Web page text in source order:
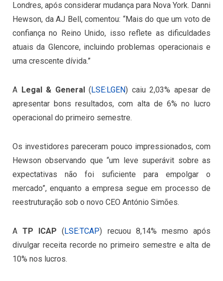
Londres, após considerar mudança para Nova York. Danni
Hewson, da AJ Bell, comentou: “Mais do que um voto de
confiança no Reino Unido, isso reflete as dificuldades
atuais da Glencore, incluindo problemas operacionais e
uma crescente dívida.”
A Legal & General ( LSE:LGEN) caiu 2,03% apesar de
apresentar bons resultados, com alta de 6% no lucro
operacional do primeiro semestre.
Os investidores pareceram pouco impressionados, com
Hewson observando que “um leve superávit sobre as
expectativas não foi suficiente para empolgar o
mercado”, enquanto a empresa segue em processo de
reestruturação sob o novo CEO António Simões.
ATP ICAP (LSE:TCAP) recuou 8,14% mesmo após
divulgar receita recorde no primeiro semestre e alta de
10% nos lucros.